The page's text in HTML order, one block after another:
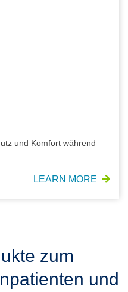
und Komfort während
LEARN MORE
zum
und